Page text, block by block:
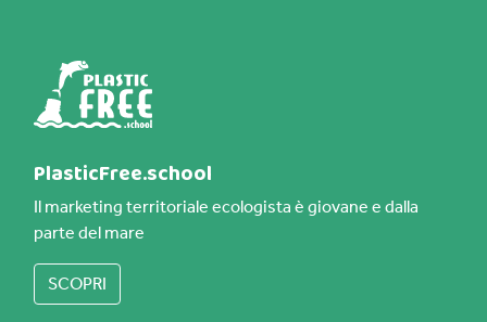
PlasticFree.school
Il marketing territoriale ecologista è giovane e dalla
parte del mare
SCOPRI